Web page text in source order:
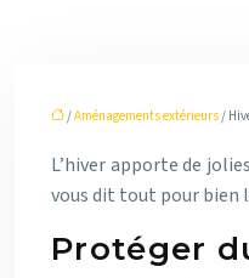
/Aménagements extérieurs/
L’hiver apporte de
vous dit tout pour bien
Protéger